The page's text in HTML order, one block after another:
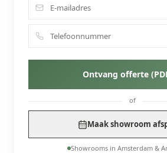
Ontvang offerte
of
Maak showroom
Showrooms in Amsterdam &